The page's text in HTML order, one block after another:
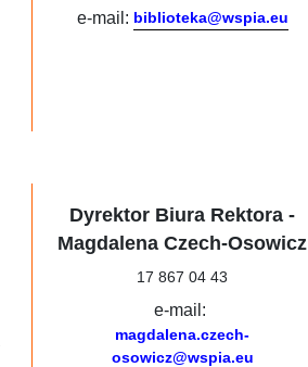
e-mail: biblioteka@wspia.eu
Dyrektor Biura Rektora -
Magdalena Czech-Osowicz
17 867 04 43
e-mail:
magdalena.czech-
osowicz@wspia.eu